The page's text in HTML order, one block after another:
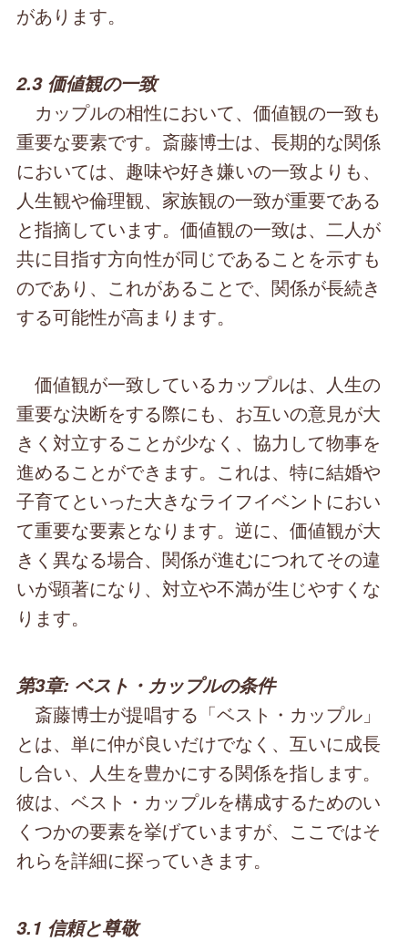
があります。
2.3 価値観の一致
カップルの相性において、価値観の一致も
重要な要素です。斎藤博士は、長期的な関係
においては、趣味や好き嫌いの一致よりも、
人生観や倫理観、家族観の一致が重要である
と指摘しています。価値観の一致は、二人が
共に目指す方向性が同じであることを示すも
のであり、これがあることで、関係が長続き
する可能性が高まります。
価値観が一致しているカップルは、人生の
重要な決断をする際にも、お互いの意見が大
きく対立することが少なく、協力して物事を
進めることができます。これは、特に結婚や
子育てといった大きなライフイベントにおい
て重要な要素となります。逆に、価値観が大
きく異なる場合、関係が進むにつれてその違
いが顕著になり、対立や不満が生じやすくな
ります。
第3章: ベスト・カップルの条件
斎藤博士が提唱する「ベスト・カップル」
とは、単に仲が良いだけでなく、互いに成長
し合い、人生を豊かにする関係を指します。
彼は、ベスト・カップルを構成するためのい
くつかの要素を挙げていますが、ここではそ
れらを詳細に探っていきます。
3.1 信頼と尊敬